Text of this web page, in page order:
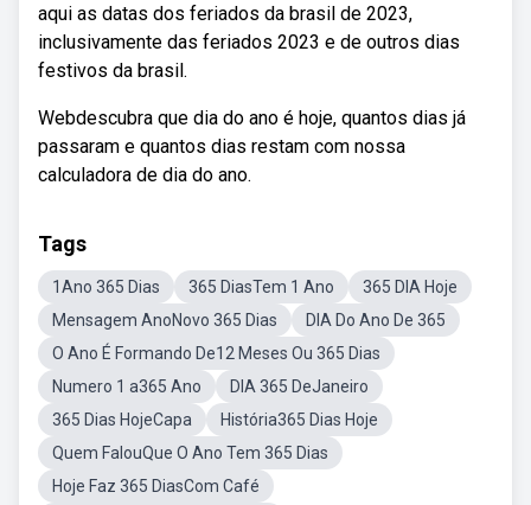
aqui as datas dos feriados da brasil de 2023,
inclusivamente das feriados 2023 e de outros dias
festivos da brasil.
Webdescubra que dia do ano é hoje, quantos dias já
passaram e quantos dias restam com nossa
calculadora de dia do ano.
Tags
1Ano 365 Dias 365 DiasTem 1 Ano
365 DIA Hoje
Mensagem AnoNovo 365 Dias
DIA Do Ano De 365
O Ano É Formando De12 Meses Ou 365 Dias
Numero 1 a365 Ano
DIA 365 DeJaneiro
365 Dias HojeCapa
História365 Dias Hoje
Quem FalouQue O Ano Tem 365 Dias
Hoje Faz 365 DiasCom Café